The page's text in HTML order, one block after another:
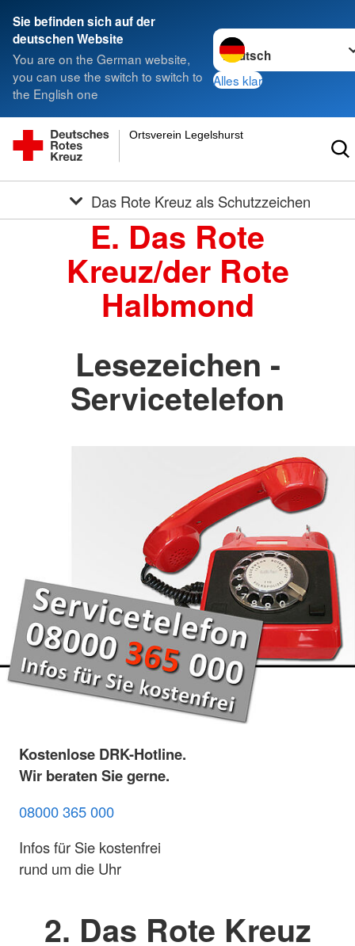
Sie befinden sich auf der
deutschen Website
You are on the German website,
you can use the switch to switch to
the English one
Sprache wechseln zu
Alles klar
Ortsverein Legelshurst
Das Rote Kreuz als Schutzzeichen
E. Das Rote
Kreuz/der Rote
Halbmond
Lesezeichen -
Servicetelefon
Kostenlose DRK-Hotline.
Wir beraten Sie gerne.
08000 365 000
Infos für Sie kostenfrei
rund um die Uhr
2. Das Rote Kreuz